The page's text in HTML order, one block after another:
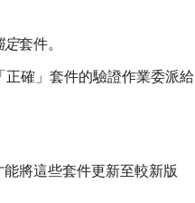
定套件。
正確」套件的驗證作業委派給
將這些套件更新至較新版